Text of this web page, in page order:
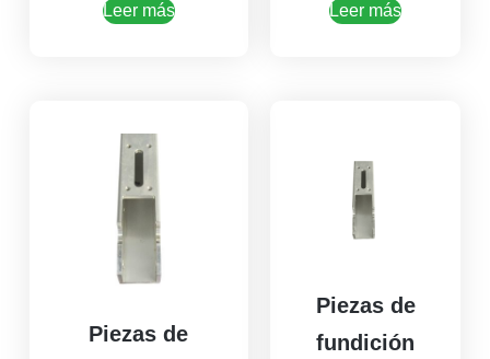
Leer más Leer más
Piezas de
Piezas de
fundición